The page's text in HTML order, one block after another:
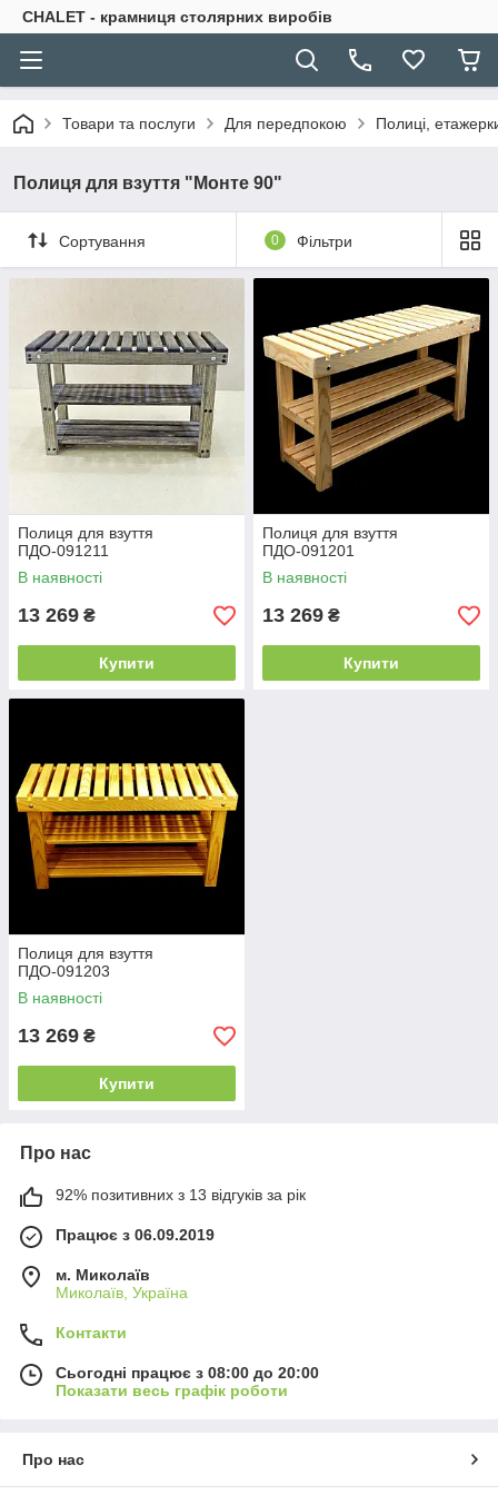
CHALET - крамниця столярних виробів
Товари та послуги Для передпокою Полиці,
Полиця для взуття "Монте 90"
Сортування 0 Фільтри
Полиця для взуття
ПДО-091211
В наявності
13 269 ₴
Купити
Полиця для взуття
ПДО-091201
В наявності
13 269 ₴
Купити
Полиця для взуття
ПДО-091203
В наявності
13 269 ₴
Купити
Про нас
92% позитивних з 13 відгуків за рік
Працює з 06.09.2019
м. Миколаїв
Миколаїв, Україна
Контакти
Сьогодні працює з 08:00 до 20:00
Показати весь графік роботи
Про нас